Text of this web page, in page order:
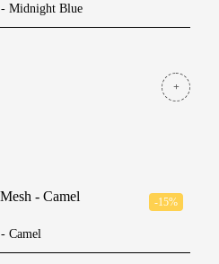
- Midnight Blue
-15%
- Camel